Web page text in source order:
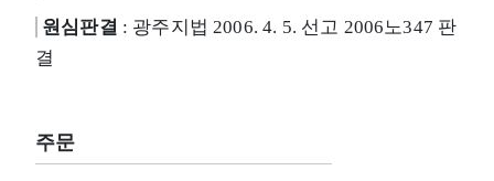
원심판결 : 광주지법 2006. 4. 5. 선고 2006노347 판
결
주문